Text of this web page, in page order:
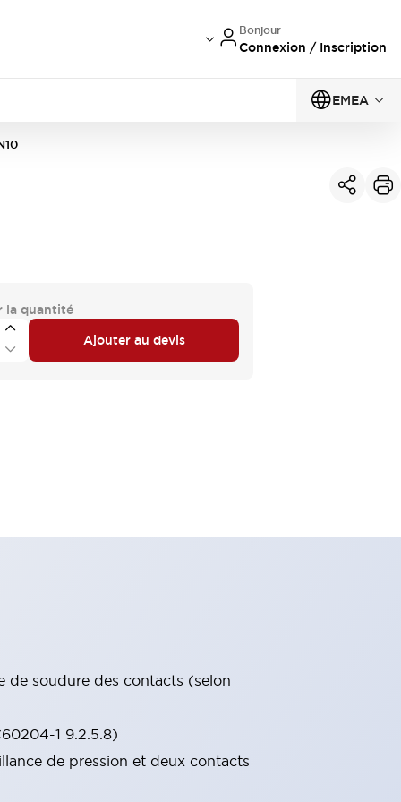
Bonjour
Connexion / Inscription
EMEA
la quantité
Ajouter au devis
soudure des contacts (selon
1 9.2.5.8)
de pression et deux contacts